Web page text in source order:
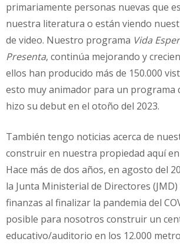
primariamente personas nuevas que
nuestra literatura o están viendo
de video. Nuestro programa Vida
Presenta, continúa mejorando y
ellos han producido más de 150.000
esto muy animador para un programa
hizo su debut en el otoño del 2023.
También tengo noticias acerca de
construir en nuestra propiedad aquí en
Hace más de dos años, en agosto del
la Junta Ministerial de Directores
finanzas al finalizar la pandemia del
posible para nosotros construir un
educativo/auditorio en los 12.000